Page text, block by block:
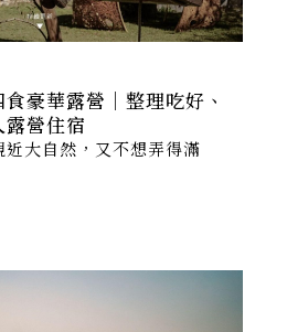
豪華露營｜整理吃好、
營住宿
大自然，又不想弄得滿